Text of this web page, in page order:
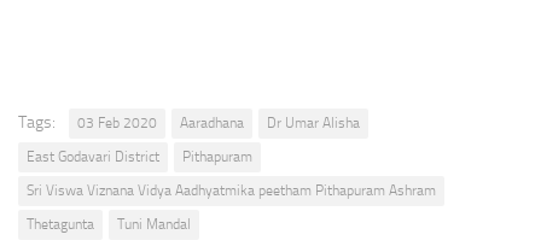
Tags: 03 Feb 2020 Aaradhana
Dr Umar Alisha
East Godavari District
Pithapuram
Sri Viswa Viznana Vidya Aadhyatmika peetham Pithapuram Ashram
Thetagunta
Tuni Mandal